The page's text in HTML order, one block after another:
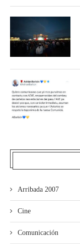
Arribada 2007
Cine
Comunicación